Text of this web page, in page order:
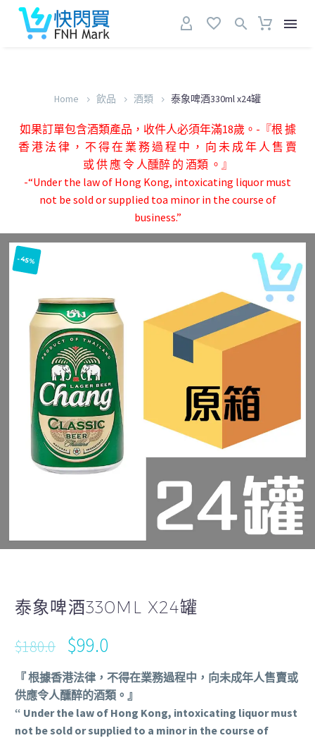
Home 飲品 酒類 泰象啤酒330ml x24罐
如果訂單包含酒類產品，收件人必須年滿18歲。-『根 據
香 港 法 律 ， 不 得 在 業 務 過 程 中 ， 向 未 成 年 人 售 賣
或 供 應 令 人醺醉 的 酒類 。』
-“Under the law of Hong Kong, intoxicating liquor must
not be sold or supplied toa minor in the course of
business.”
-45%
泰象啤酒330ML X24罐
$180.0 $99.0
『 根據香港法律，不得在業務過程中，向未成年人售賣或
供應令人醺醉的酒類。』
“ Under the law of Hong Kong, intoxicating liquor must
not be sold or supplied to a minor in the course of